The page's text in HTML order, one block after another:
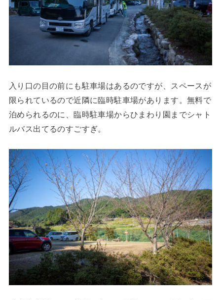
入り口の目の前にも駐車場はあるのですが、スペースが
限られているので近隣に臨時駐車場があります。無料で
泊められるのに、臨時駐車場からひまわり園までシャト
ルバス出てるのすごすぎ。